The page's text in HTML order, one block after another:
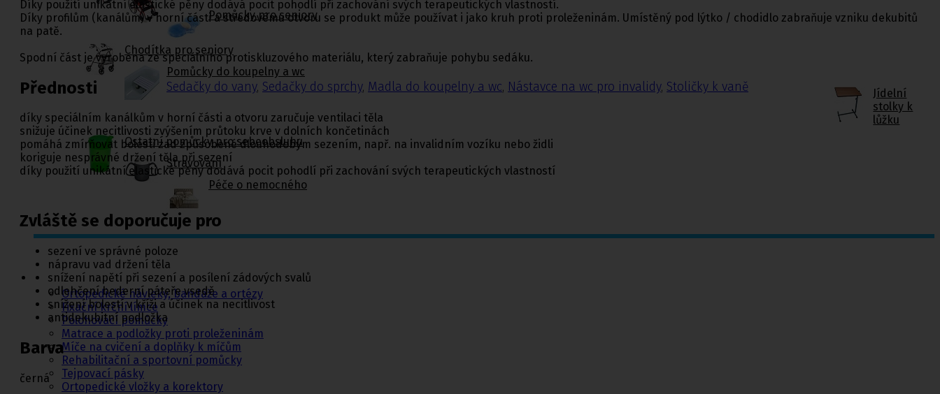
Pomůcky pro seniory
Chodítka pro seniory
Pomůcky do koupelny a wc
Sedačky do vany, Sedačky do sprchy, Madla do koupelny a wc, Nástavce na wc pro invalidy, Stoličky k vaně
Jídelní
stolky k
lůžku
Ostatní pomůcky pro sebeobsluhu
Stravování
Péče o nemocného
Ortopedie,
rehabilitace a
sport
Ortopedické návleky, bandáže a ortézy
Fixační krční límce
Polohovací pomůcky
Matrace a podložky proti proleženinám
Míče na cvičení a doplňky k míčům
Rehabilitační a sportovní pomůcky
Tejpovací pásky
Ortopedické vložky a korektory
Díky použití unikátní elastické pěny dodává pocit pohodlí při zachování svých terapeutických vlastností.
Díky profilům (kanálům) v horní části a středovému otvoru se produkt může používat i jako kruh proti proleženinám. Umístěný pod lýtko / chodidlo zabraňuje vzniku dekubitů
na patě.
Spodní část je vyrobena ze speciálního protiskluzového materiálu, který zabraňuje pohybu sedáku.
Přednosti
díky speciálním kanálkům v horní části a otvoru zaručuje ventilaci těla
snižuje účinek necitlivosti zvýšením průtoku krve v dolních končetinách
pomáhá zmírňovat bolesti zad způsobené dlouhodobým sezením, např. na invalidním vozíku nebo židli
koriguje nesprávné držení těla při sezení
díky použití unikátní elastické pěny dodává pocit pohodlí při zachování svých terapeutických vlastností
Zvláště se doporučuje pro
sezení ve správné poloze
nápravu vad držení těla
snížení napětí při sezení a posílení zádových svalů
odlehčení bederní páteře vsedě
snížení bolestí v kříži a účinek na necitlivost
antidekubitní podložka
Barva
černá